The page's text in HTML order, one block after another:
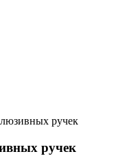
ручек
ручек